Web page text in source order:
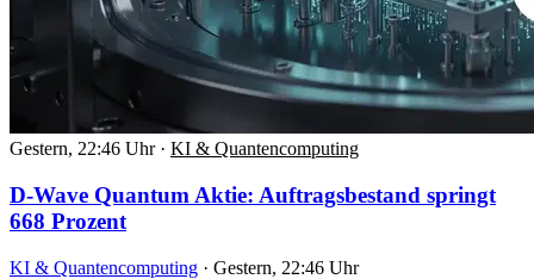
Gestern, 22:46 Uhr · KI & Quantencomputing
D-Wave Quantum Aktie: Auftragsbestand springt
668 Prozent
KI & Quantencomputing · Gestern, 22:46 Uhr